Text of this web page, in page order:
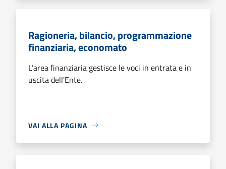
Ragioneria, bilancio, programmazione
finanziaria, economato
L’area finanziaria gestisce le voci in entrata e in
uscita dell'Ente.
VAI ALLA PAGINA